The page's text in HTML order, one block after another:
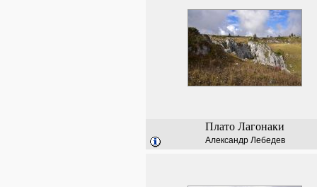
Плато Лагонаки
Александр Лебедев